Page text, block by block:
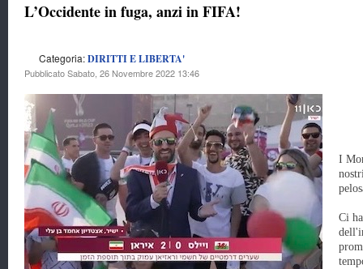
L’Occidente in fuga, anzi in FIFA!
Categoria:DIRITTI E LIBERTA'
Pubblicato Sabato, 26 Novembre 2022 13:46
I
Ci